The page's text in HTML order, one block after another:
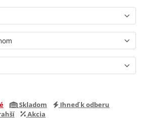
Skladom
Ihneď k odberu
Akcia